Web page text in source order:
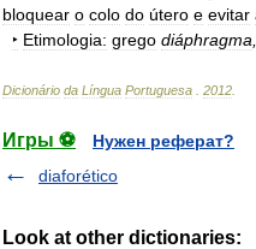
bloquear o colo do útero e evitar
‣ Etimologia: grego diáphragma
Dicionário da Língua Portuguesa 2012
Игры ⚽
Нужен реферат?
diaforético
Look at other dictionaries: